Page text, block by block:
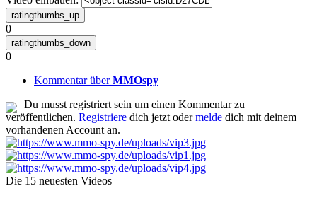
0
0
Kommentar überMMOspy
Du musst registriert sein um einen Kommentar zu
veröffentlichen. Registriere dich jetzt odermelde dich mit deinem
vorhandenen Account an.
Die 15 neuesten Videos